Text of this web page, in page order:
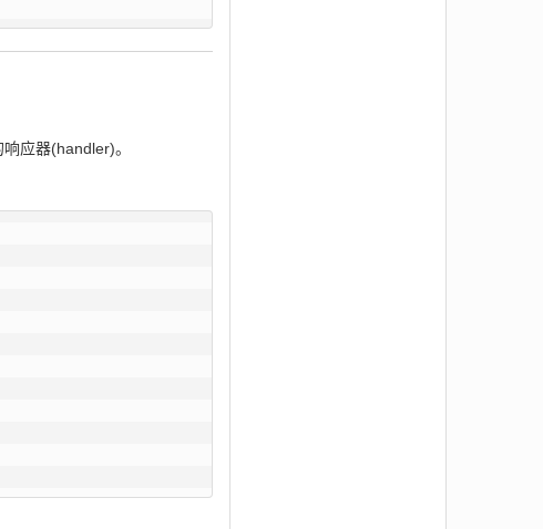
应器(handler)。